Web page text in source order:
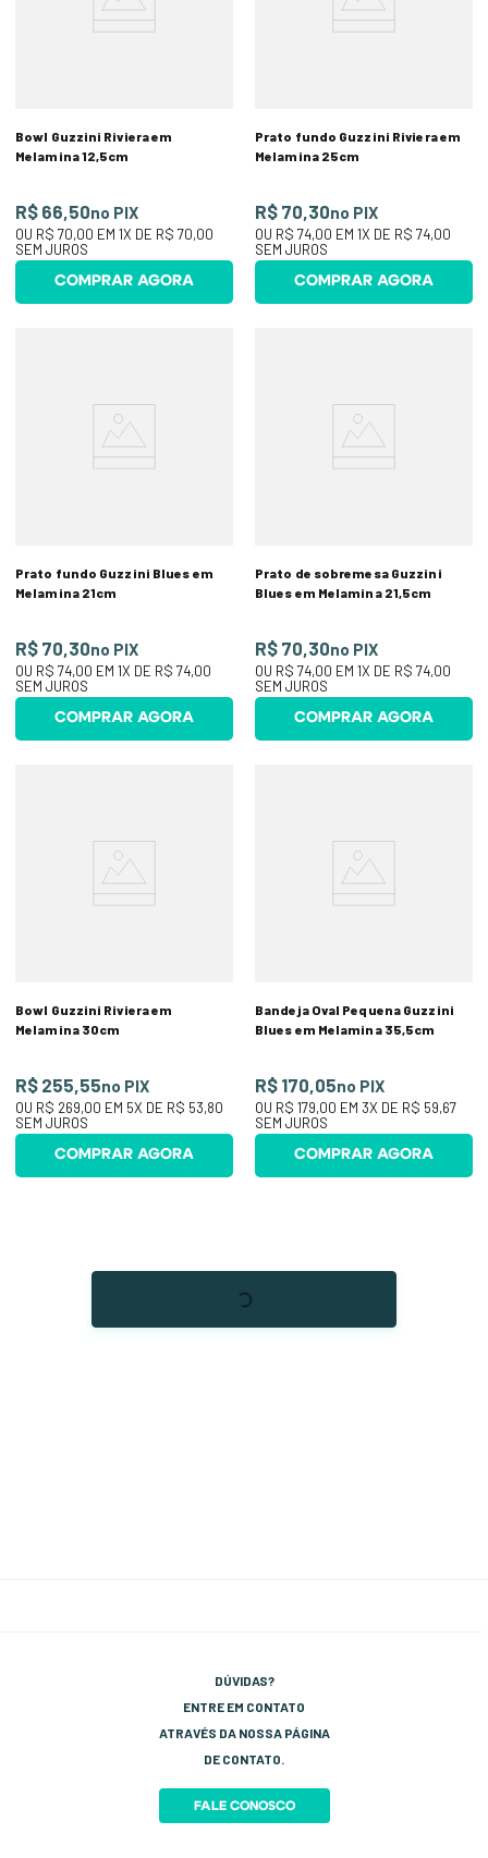
Bowl Guzzini Riviera em
Melamina 12,5cm
R$ 66,50no PIX
OU R$ 70,00 EM 1X DE R$ 70,00
SEM JUROS
COMPRAR AGORA
Prato fundo Guzzini Riviera em
Melamina 25cm
R$ 70,30no PIX
OU R$ 74,00 EM 1X DE R$ 74,00
SEM JUROS
COMPRAR AGORA
Prato fundo Guzzini Blues em
Melamina 21cm
R$ 70,30no PIX
OU R$ 74,00 EM 1X DE R$ 74,00
SEM JUROS
COMPRAR AGORA
Prato de sobremesa Guzzini
Blues em Melamina 21,5cm
R$ 70,30no PIX
OU R$ 74,00 EM 1X DE R$ 74,00
SEM JUROS
COMPRAR AGORA
Bowl Guzzini Riviera em
Melamina 30cm
R$ 255,55no PIX
OU R$ 269,00 EM 5X DE R$ 53,80
SEM JUROS
COMPRAR AGORA
Bandeja Oval Pequena Guzzini
Blues em Melamina 35,5cm
R$ 170,05no PIX
OU R$ 179,00 EM 3X DE R$ 59,67
SEM JUROS
COMPRAR AGORA
DÚVIDAS?
ENTRE EM CONTATO
ATRAVÉS DA NOSSA PÁGINA
DE CONTATO.
FALE CONOSCO